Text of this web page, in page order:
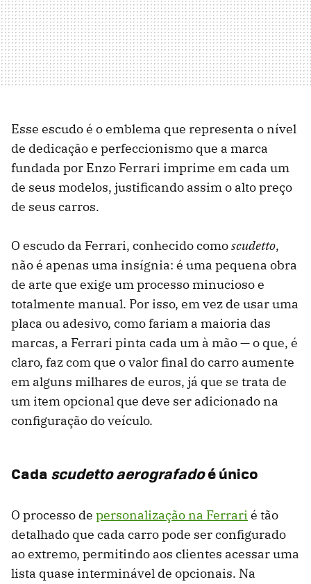
Esse escudo é o emblema que representa o nível
de dedicação e perfeccionismo que a marca
fundada por Enzo Ferrari imprime em cada um
de seus modelos, justificando assim o alto preço
de seus carros.
O escudo da Ferrari, conhecido comoscudetto,
não é apenas uma insígnia: é uma pequena obra
de arte que exige um processo minucioso e
totalmente manual. Por isso, em vez de usar uma
placa ou adesivo, como fariam a maioria das
marcas, a Ferrari pinta cada um à mão — o que, é
claro, faz com que o valor final do carro aumente
em alguns milhares de euros, já que se trata de
um item opcional que deve ser adicionado na
configuração do veículo.
Cadascudetto aerografadoé único
O processo de personalização na Ferrari é tão
detalhado que cada carro pode ser configurado
ao extremo, permitindo aos clientes acessar uma
lista quase interminável de opcionais. Na